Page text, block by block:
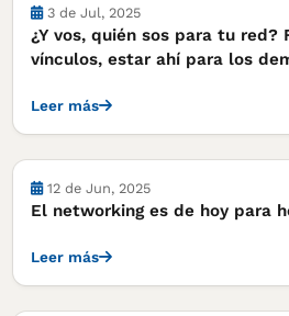
Notas
3 de Jul, 2025
¿Y vos, quién sos para tu red?
vínculos, estar ahí para los
Leer más
Notas
12 de Jun, 2025
El networking es de hoy para
Leer más